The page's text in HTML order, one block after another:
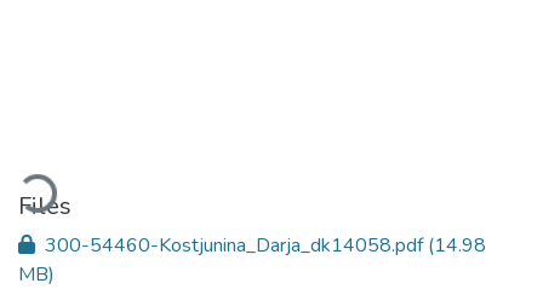
Files
300-54460-Kostjunina_Darja_dk14058.pdf(14.98
MB)